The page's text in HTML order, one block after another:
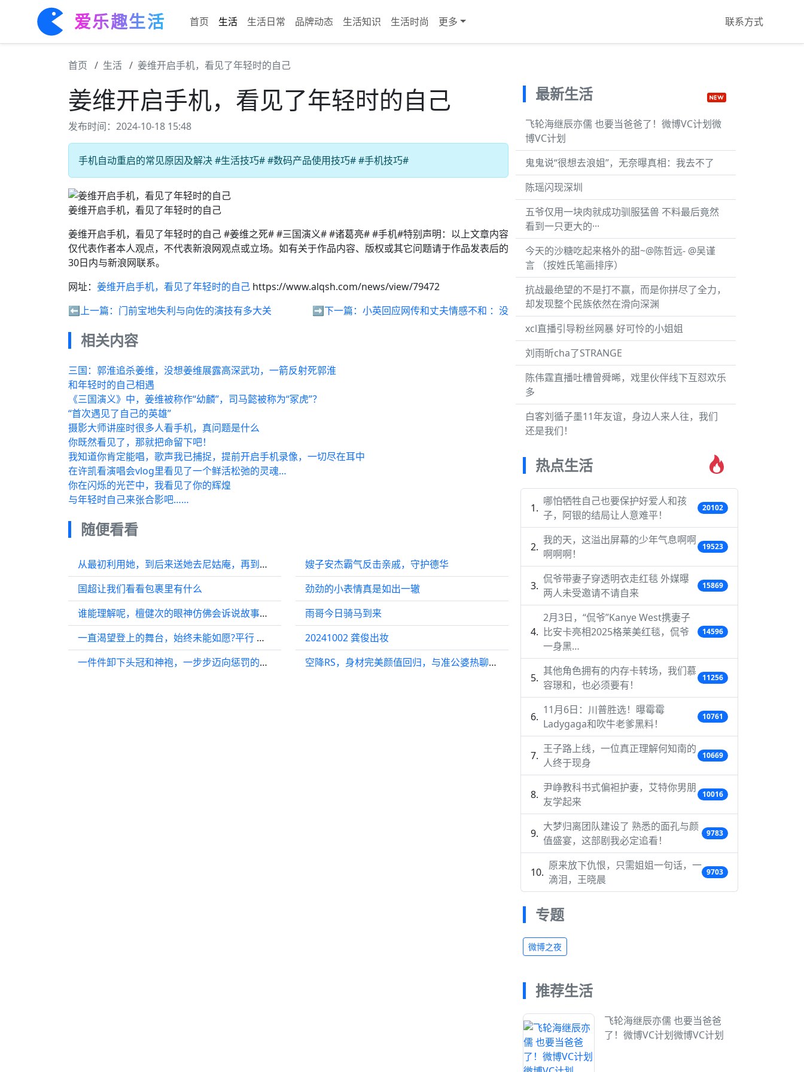
爱乐趣生活 首页 生活 生活日常 品牌动态 生活知识 生活时尚 更多 联系方式
首页 生活 姜维开启手机，看见了年轻时的自己
姜维开启手机，看见了年轻时的自己
发布时间：2024-10-18 15:48
手机自动重启的常见原因及解决 #生活技巧# #数码产品使用技巧# #手机技巧#
姜维开启手机，看见了年轻时的自己
姜维开启手机，看见了年轻时的自己 #姜维之死# #三国演义# #诸葛亮# #手机#特别声明：以上文章内容
仅代表作者本人观点，不代表新浪网观点或立场。如有关于作品内容、版权或其它问题请于作品发表后的
30日内与新浪网联系。
网址： 姜维开启手机，看见了年轻时的自己 https://www.alqsh.com/news/view/79472
⬅️上一篇： 门前宝地失利与向佐的演技有多大关 ➡️下一篇： 小英回应网传和丈夫情感不和 ：没
相关内容
三国：郭淮追杀姜维，没想姜维展露高深武功，一箭反射死郭淮
和年轻时的自己相遇
《三国演义》中，姜维被称作“幼麟”，司马懿被称为“冢虎”？
“首次遇见了自己的英雄”
摄影大师讲座时很多人看手机，真问题是什么
你既然看见了，那就把命留下吧！
我知道你肯定能唱，歌声我已捕捉，提前开启手机录像，一切尽在耳中
在许凯看演唱会vlog里看见了一个鲜活松弛的灵魂…
你在闪烁的光芒中，我看见了你的辉煌
与年轻时自己来张合影吧……
随便看看
从最初利用她，到后来送她去尼姑庵，再到为她寻一门好亲事…
国超让我们看看包裹里有什么
谁能理解呢，檀健次的眼神仿佛会诉说故事，那绝望的目光简直难以言喻！
一直渴望登上的舞台，始终未能如愿?平行 沸腾校园 檀健次
一件件卸下头冠和神袍，一步步迈向惩罚的受刑台，即便劝阻也执意相爱…
嫂子安杰霸气反击亲戚，守护德华
劲劲的小表情真是如出一辙
雨哥今日骑马到来
20241002 龚俊出妆
空降RS，身材完美颜值回归，与准公婆热聊融入豪门？
最新生活
飞轮海继辰亦儒 也要当爸爸了！微博VC计划微
博VC计划
鬼鬼说“很想去浪姐”，无奈曝真相：我去不了
陈瑶闪现深圳
五爷仅用一块肉就成功驯服猛兽 不料最后竟然
看到一只更大的···
今天的沙糖吃起来格外的甜~@陈哲远- @吴谨
言 （按姓氏笔画排序）
抗战最绝望的不是打不赢，而是你拼尽了全力，
却发现整个民族依然在滑向深渊
xcl直播引导粉丝网暴 好可怜的小姐姐
刘雨昕cha了STRANGE
陈伟霆直播吐槽曾舜晞，戏里伙伴线下互怼欢乐
多
白客刘循子墨11年友谊，身边人来人往，我们
还是我们！
热点生活
哪怕牺牲自己也要保护好爱人和孩
子，阿银的结局让人意难平！
20102
我的天，这溢出屏幕的少年气息啊啊
啊啊啊！
19523
侃爷带妻子穿透明衣走红毯 外媒曝
两人未受邀请不请自来
15869
2月3日，“侃爷”Kanye West携妻子
比安卡亮相2025格莱美红毯，侃爷
一身黑…
14596
其他角色拥有的内存卡转场，我们慕
容璟和，也必须要有！
11256
11月6日：川普胜选！曝霉霉
Ladygaga和吹牛老爹黑料！
10761
王子路上线，一位真正理解何知南的
人终于现身
10669
尹峥教科书式偏袒护妻，艾特你男朋
友学起来
10016
大梦归离团队建设了 熟悉的面孔与颜
值盛宴，这部剧我必定追看！
9783
原来放下仇恨，只需姐姐一句话，一
滴泪，王晓晨
9703
专题
微博之夜
推荐生活
飞轮海继辰亦儒 也要当爸爸
了！微博VC计划微博VC计划